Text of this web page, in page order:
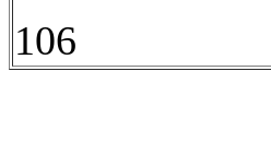
106